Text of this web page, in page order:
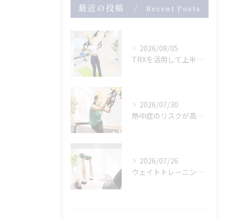
最近の投稿 Recent Posts
2026/08/05
TRXを活用して上半身のトレーニング
2026/07/30
熱中症のリスクが高まっている危険な暑さ。
2026/07/26
ウェイトトレーニングも